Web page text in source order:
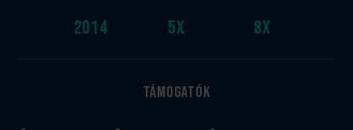
2014 5x 8x
Támogatók